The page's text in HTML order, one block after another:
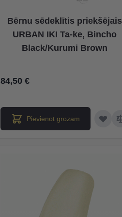
Bērnu sēdeklītis priekšējais
URBAN IKI Ta-ke, Bincho
Black/Kurumi Brown
84,50 €
Pievienot grozam